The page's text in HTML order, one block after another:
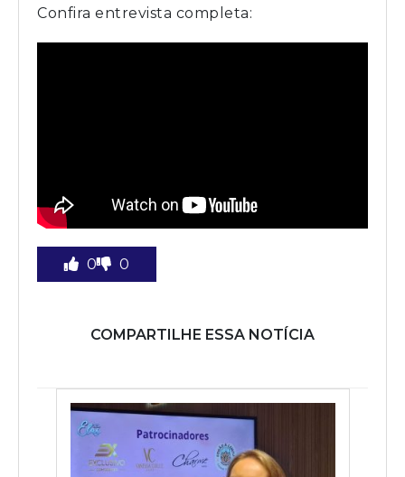
Confira entrevista completa:
0 0
COMPARTILHE ESSA NOTÍCIA